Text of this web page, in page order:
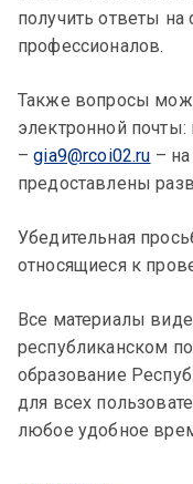
получить ответы
профессионалов.
Также вопросы
электронной
–gia9@rcoi02.ru –
предоставлены
Убедительная
относящиеся к
Все материалы
республиканском
образование
для всех
любое удобное